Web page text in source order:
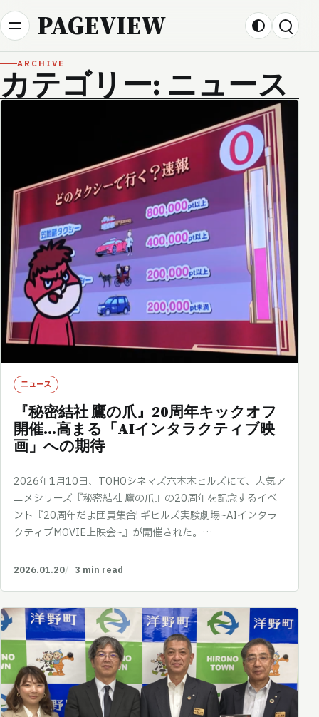
Skip to contentPAGEVIEW
ARCHIVE
カテゴリー: ニュース
ニュース
『秘密結社 鷹の爪』20周年キックオフ
開催…高まる「AIインタラクティブ映
画」への期待
2026年1月10日、TOHOシネマズ六本木ヒルズにて、人気ア
ニメシリーズ『秘密結社 鷹の爪』の20周年を記念するイベ
ント『20周年だよ団員集合! ギヒルズ実験劇場~AIインタラ
クティブMOVIE上映会~』が開催された。…
2026.01.20 3 min read